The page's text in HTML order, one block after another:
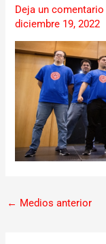
Deja un comentario
diciembre 19, 2022
← Medios anterior